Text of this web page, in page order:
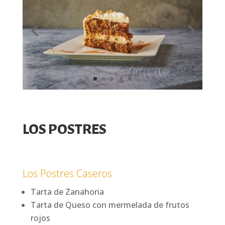
LOS POSTRES
Los Postres Caseros
Tarta de Zanahoria
Tarta de Queso con mermelada de frutos
rojos